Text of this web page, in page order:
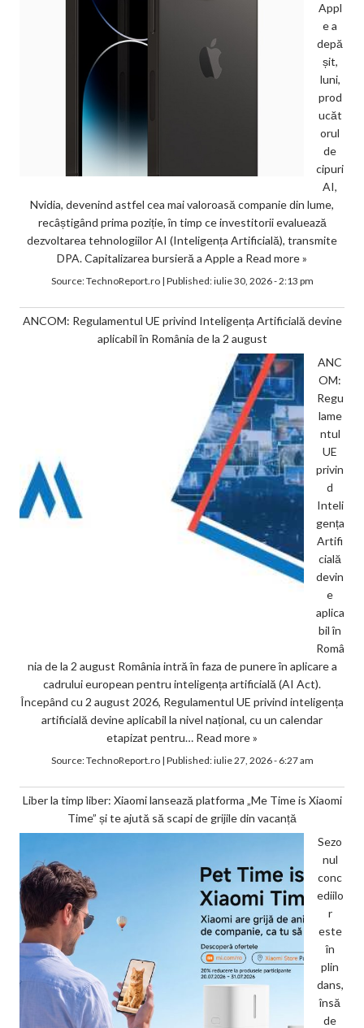
Appl
e a
depă
șit,
luni,
prod
ucăt
orul
de
cipuri
AI,
Nvidia, devenind astfel cea mai valoroasă companie din lume,
recâștigând prima poziție, în timp ce investitorii evaluează
dezvoltarea tehnologiilor AI (Inteligența Artificială), transmite
DPA. Capitalizarea bursieră a Apple a Read more »
Source:TechnoReport.ro| Published:iulie 30, 2026 - 2:13 pm
ANCOM: Regulamentul UE privind Inteligența Artificială devine
aplicabil în România de la 2 august
ANC
OM:
Regu
lame
ntul
UE
privin
d
Inteli
gența
Artifi
cială
devin
e
aplica
bil în
Româ
nia de la 2 august România intră în faza de punere în aplicare a
cadrului european pentru inteligența artificială (AI Act).
Începând cu 2 august 2026, Regulamentul UE privind inteligența
artificială devine aplicabil la nivel național, cu un calendar
etapizat pentru… Read more »
Source:TechnoReport.ro| Published:iulie 27, 2026 - 6:27 am
Liber la timp liber: Xiaomi lansează platforma „Me Time is Xiaomi
Time” și te ajută să scapi de grijile din vacanță
Sezo
nul
conc
ediilo
r
este
în
plin
dans,
însă
de